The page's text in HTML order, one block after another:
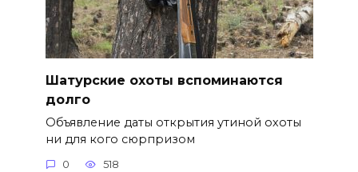
Шатурские охоты вспоминаются
долго
Объявление даты открытия утиной охоты
ни для кого сюрпризом
0 518